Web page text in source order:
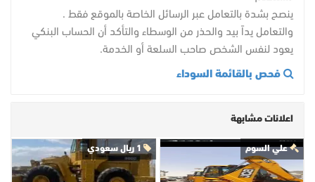
ينصح بشدة بالتعامل عبر الرسائل الخاصة بالموقع فقط .
والتعامل يداً بيد والحذر من الوسطاء والتأكد أن الحساب البنكي
يعود لنفس الشخص صاحب السلعة أو الخدمة.
فحص بالقائمة السوداء
اعلانات مشابهة
علي السوم